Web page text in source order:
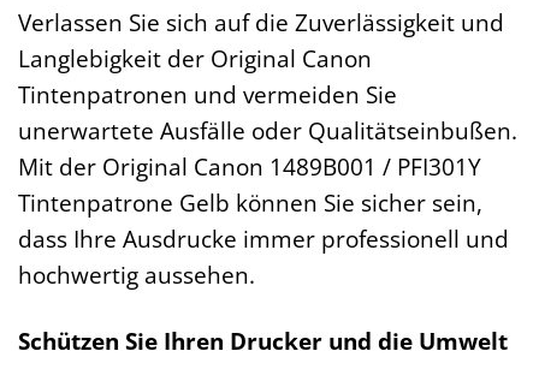
Verlassen Sie sich auf die Zuverlässigkeit und
Langlebigkeit der Original Canon
Tintenpatronen und vermeiden Sie
unerwartete Ausfälle oder Qualitätseinbußen.
Mit der Original Canon 1489B001 / PFI301Y
Tintenpatrone Gelb können Sie sicher sein,
dass Ihre Ausdrucke immer professionell und
hochwertig aussehen.
Schützen Sie Ihren Drucker und die Umwelt